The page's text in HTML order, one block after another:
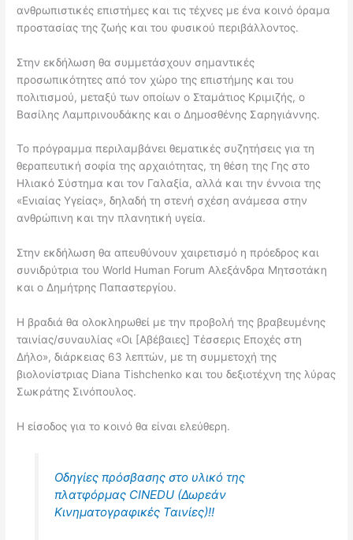
ανθρωπιστικές επιστήμες και τις τέχνες με ένα κοινό όραμα
προστασίας της ζωής και του φυσικού περιβάλλοντος.
Στην εκδήλωση θα συμμετάσχουν σημαντικές
προσωπικότητες από τον χώρο της επιστήμης και του
πολιτισμού, μεταξύ των οποίων ο Σταμάτιος Κριμιζής, ο
Βασίλης Λαμπρινουδάκης και ο Δημοσθένης Σαρηγιάννης.
Το πρόγραμμα περιλαμβάνει θεματικές συζητήσεις για τη
θεραπευτική σοφία της αρχαιότητας, τη θέση της Γης στο
Ηλιακό Σύστημα και τον Γαλαξία, αλλά και την έννοια της
«Ενιαίας Υγείας», δηλαδή τη στενή σχέση ανάμεσα στην
ανθρώπινη και την πλανητική υγεία.
Στην εκδήλωση θα απευθύνουν χαιρετισμό η πρόεδρος και
συνιδρύτρια τουWorld Human Forum Αλεξάνδρα Μητσοτάκη
και οΔημήτρης Παπαστεργίου.
Η βραδιά θα ολοκληρωθεί με την προβολή της βραβευμένης
ταινίας/συναυλίας «Οι [Αβέβαιες] Τέσσερις Εποχές στη
Δήλο», διάρκειας 63 λεπτών, με τη συμμετοχή της
βιολονίστριας Diana Tishchenko και του δεξιοτέχνη της λύρας
Σωκράτης Σινόπουλος.
Η είσοδος για το κοινό θα είναι ελεύθερη.
Οδηγίες πρόσβασης στο υλικό της
πλατφόρμας CINEDU (Δωρεάν
Κινηματογραφικές Ταινίες)!!